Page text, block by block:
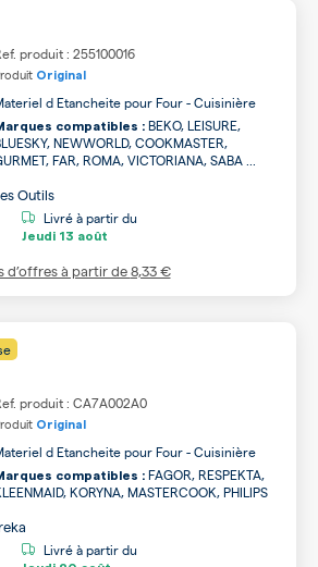
produit : 255100016
Original
d Etancheite pour Four - Cuisinière
compatibles : BEKO, LEISURE,
NEWWORLD, COOKMASTER,
FAR, ROMA, VICTORIANA, SABA ...
Outils
Livré à partir du
Jeudi 13 août
d’offres à partir de8,33 €
produit : CA7A002A0
Original
d Etancheite pour Four - Cuisinière
compatibles : FAGOR, RESPEKTA,
KORYNA, MASTERCOOK, PHILIPS
Livré à partir du